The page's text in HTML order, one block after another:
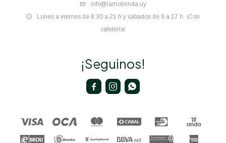
info@lamolienda.uy
Lunes a viernes de 8:30 a 21 h y sábados de 9 a 17 h. ¡Con
cafetería!
¡Seguinos!
  